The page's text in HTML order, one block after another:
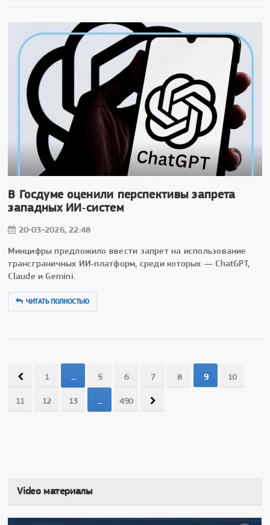
В Госдуме оценили перспективы запрета
западных ИИ‑систем
20-03-2026, 22:48
Минцифры предложило ввести запрет на использование
трансграничных ИИ‑платформ, среди которых — ChatGPT,
Claude и Gemini.
ЧИТАТЬ ПОЛНОСТЬЮ
1 ... 5 6 7 8 9 10
11 12 13 ... 490
Video материалы